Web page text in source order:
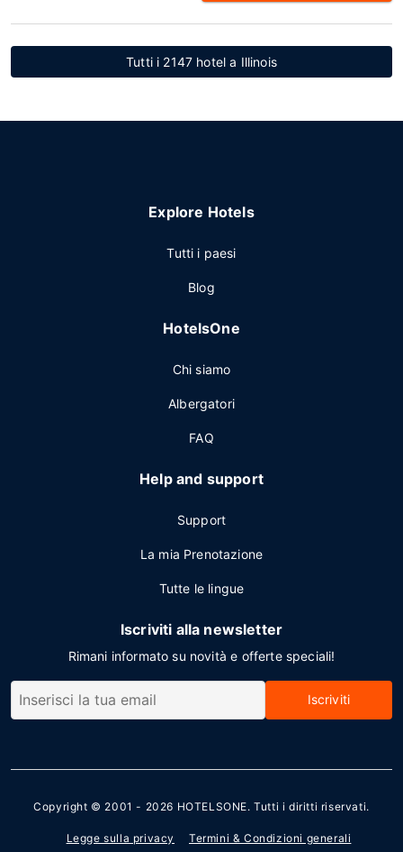
Tutti i 2147 hotel a Illinois
Explore Hotels
Tutti i paesi
Blog
HotelsOne
Chi siamo
Albergatori
FAQ
Help and support
Support
La mia Prenotazione
Tutte le lingue
Iscriviti alla newsletter
Rimani informato su novità e offerte speciali!
Iscriviti
Copyright © 2001 - 2026 HOTELSONE. Tutti i diritti riservati.
Legge sulla privacy Termini & Condizioni generali